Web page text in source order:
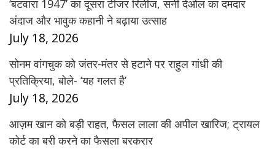
‘बटवारा 1947’ का दूसरा टीजर रिलीज, सनी देओल का दमदार
अंदाज और भावुक कहानी ने बढ़ाया उत्साह
July 18, 2026
सोनम वांगचुक को जंतर-मंतर से हटाने पर राहुल गांधी की
प्रतिक्रिया, बोले- ‘यह गलत है’
July 18, 2026
आज़म खान को बड़ी राहत, फैसल लाला की अपील खारिज; ट्रायल
कोर्ट का बरी करने का फैसला बरकरार